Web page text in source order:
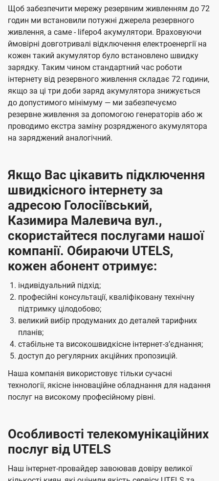
Щоб забезпечити мережу резервним живленням до 72
годин ми встановили потужні джерела резервного
живлення, а саме - lifepo4 акумулятори. Враховуючи
ймовірні довготривалі відключення електроенергії на
кожен такий акумулятор було встановлено швидку
зарядку. Таким чином стандартний час роботи
інтернету від резервного живлення складає 72 години,
якщо за ці три доби заряд акумулятора знижується
до допустимого мінімуму — ми забезпечуємо
резервне живлення за допомогою генераторів або ж
проводимо екстра заміну розрядженого акумулятора
на заряджений аналогічний.
Якщо Вас цікавить підключення
швидкісного інтернету за
адресою Голосіївський,
Казимира Малевича вул.,
скористайтеся послугами нашої
компанії. Обираючи UTELS,
кожен абонент отримує:
індивідуальний підхід;
професійні консультації, кваліфіковану технічну
підтримку цілодобово;
великий вибір продуманих до деталей тарифних
планів;
стабільне та високошвидкісне інтернет-зʼєднання;
доступ до регулярних акційних пропозицій.
Наша компанія використовує тільки сучасні
технології, якісне інноваційне обладнання для надання
послуг на високому професійному рівні.
Особливості телекомунікаційних
послуг від UTELS
Наш інтернет-провайдер завоював довіру великої